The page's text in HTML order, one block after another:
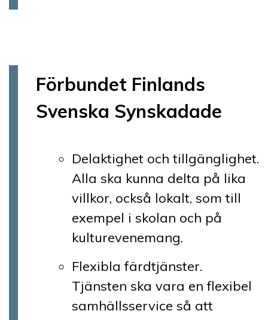
Förbundet Finlands
Svenska Synskadade
Delaktighet och tillgänglighet.
Alla ska kunna delta på lika
villkor, också lokalt, som till
exempel i skolan och på
kulturevenemang.
Flexibla färdtjänster.
Tjänsten ska vara en flexibel
samhällsservice så att